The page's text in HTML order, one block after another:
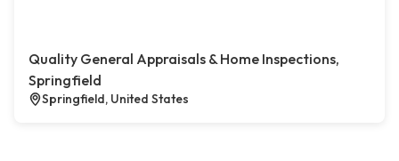
Quality General Appraisals & Home Inspections,
Springfield
Springfield, United States